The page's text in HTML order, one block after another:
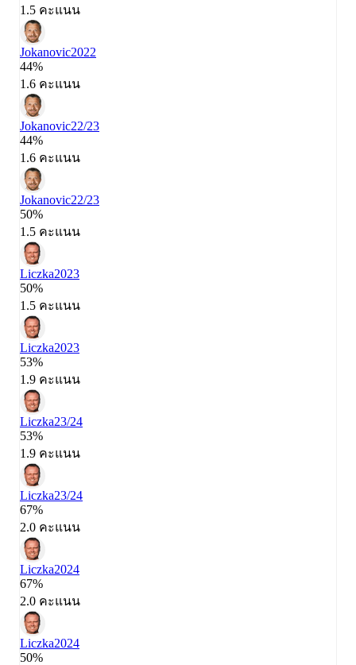
1.5 คะแนน
Jokanovic2022
44%
1.6 คะแนน
Jokanovic22/23
44%
1.6 คะแนน
Jokanovic22/23
50%
1.5 คะแนน
Liczka2023
50%
1.5 คะแนน
Liczka2023
53%
1.9 คะแนน
Liczka23/24
53%
1.9 คะแนน
Liczka23/24
67%
2.0 คะแนน
Liczka2024
67%
2.0 คะแนน
Liczka2024
50%